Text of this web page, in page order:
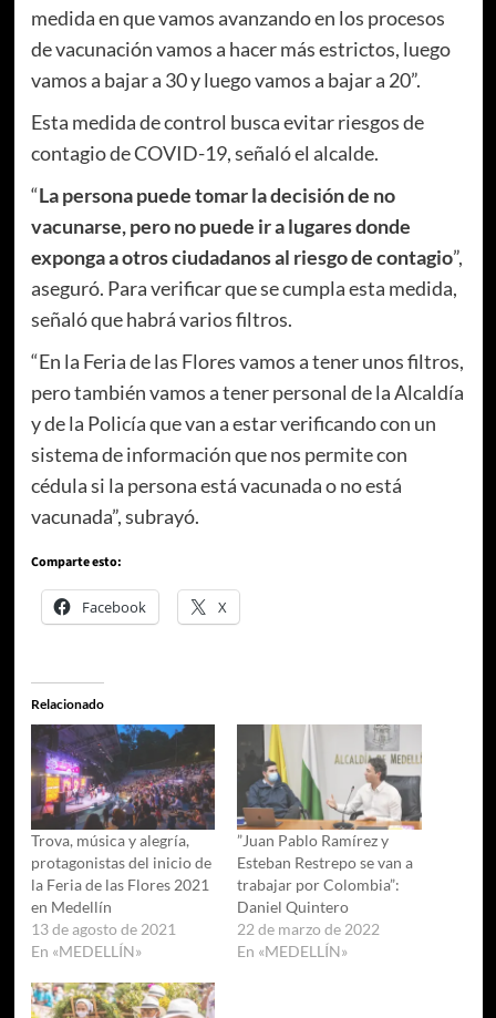
medida en que vamos avanzando en los procesos
de vacunación vamos a hacer más estrictos, luego
vamos a bajar a 30 y luego vamos a bajar a 20”.
Esta medida de control busca evitar riesgos de
contagio de COVID-19, señaló el alcalde.
“La persona puede tomar la decisión de no
vacunarse, pero no puede ir a lugares donde
exponga a otros ciudadanos al riesgo de contagio”,
aseguró. Para verificar que se cumpla esta medida,
señaló que habrá varios filtros.
“En la Feria de las Flores vamos a tener unos filtros,
pero también vamos a tener personal de la Alcaldía
y de la Policía que van a estar verificando con un
sistema de información que nos permite con
cédula si la persona está vacunada o no está
vacunada”, subrayó.
Comparte esto:
Facebook X
Relacionado
Trova, música y alegría,
protagonistas del inicio de
la Feria de las Flores 2021
en Medellín
13 de agosto de 2021
En «MEDELLÍN»
”Juan Pablo Ramírez y
Esteban Restrepo se van a
trabajar por Colombia”:
Daniel Quintero
22 de marzo de 2022
En «MEDELLÍN»